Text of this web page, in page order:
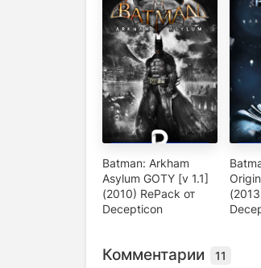
Batman: Arkham
Asylum GOTY [v 1.1]
(2010) RePack от
Decepticon
Комментарии 11